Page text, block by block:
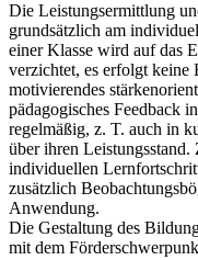
Die Leistungsermittlung
grundsätzlich am
einer Klasse wird auf das
verzichtet, es erfolgt keine
motivierendes
pädagogisches Feedback
regelmäßig, z. T. auch in
über ihren
individuellen
zusätzlich
Anwendung.
Die Gestaltung des
mit dem